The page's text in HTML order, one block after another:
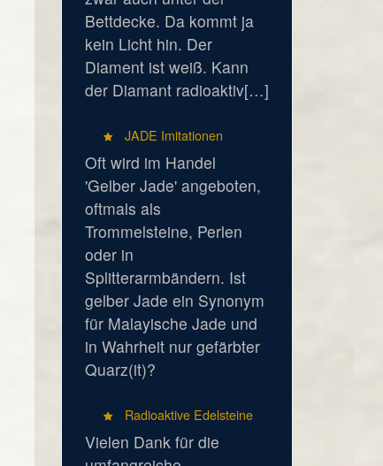
Bettdecke. Da kommt ja
kein Licht hin. Der
Diament ist weiß. Kann
der Diamant radioaktiv[…]
JADE Imitationen
Oft wird im Handel
'Gelber Jade' angeboten,
oftmals als
Trommelsteine, Perlen
oder in
Splitterarmbändern. Ist
gelber Jade ein Synonym
für Malayische Jade und
in Wahrheit nur gefärbter
Quarz(it)?
Radioaktive Edelsteine
Vielen Dank für die